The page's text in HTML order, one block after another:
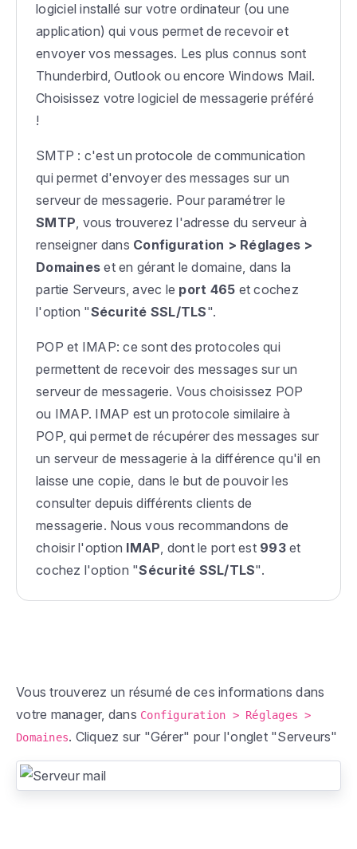
logiciel installé sur votre ordinateur (ou une
application) qui vous permet de recevoir et
envoyer vos messages. Les plus connus sont
Thunderbird, Outlook ou encore Windows Mail.
Choisissez votre logiciel de messagerie préféré
!
SMTP : c'est un protocole de communication
qui permet d'envoyer des messages sur un
serveur de messagerie. Pour paramétrer le
SMTP, vous trouverez l'adresse du serveur à
renseigner dans Configuration > Réglages >
Domaines et en gérant le domaine, dans la
partie Serveurs, avec le port 465 et cochez
l'option "Sécurité SSL/TLS".
POP et IMAP: ce sont des protocoles qui
permettent de recevoir des messages sur un
serveur de messagerie. Vous choisissez POP
ou IMAP. IMAP est un protocole similaire à
POP, qui permet de récupérer des messages sur
un serveur de messagerie à la différence qu'il en
laisse une copie, dans le but de pouvoir les
consulter depuis différents clients de
messagerie. Nous vous recommandons de
choisir l'option IMAP, dont le port est 993et
cochez l'option "Sécurité SSL/TLS".
Vous trouverez un résumé de ces informations dans
votre manager, dans Configuration > Réglages >
Domaines. Cliquez sur "Gérer" pour l'onglet "Serveurs"